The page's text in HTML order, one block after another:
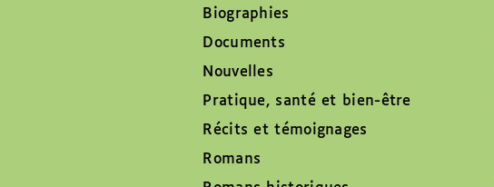
Biographies
Documents
Nouvelles
Pratique, santé et bien-être
Récits et témoignages
Romans